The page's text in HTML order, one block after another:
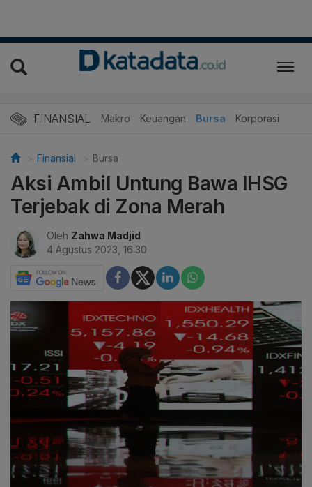
FINANSIAL Makro Keuangan Bursa Korporasi
Finansial Bursa
Aksi Ambil Untung Bawa IHSG
Terjebak di Zona Merah
Oleh Zahwa Madjid
4 Agustus 2023, 16:30